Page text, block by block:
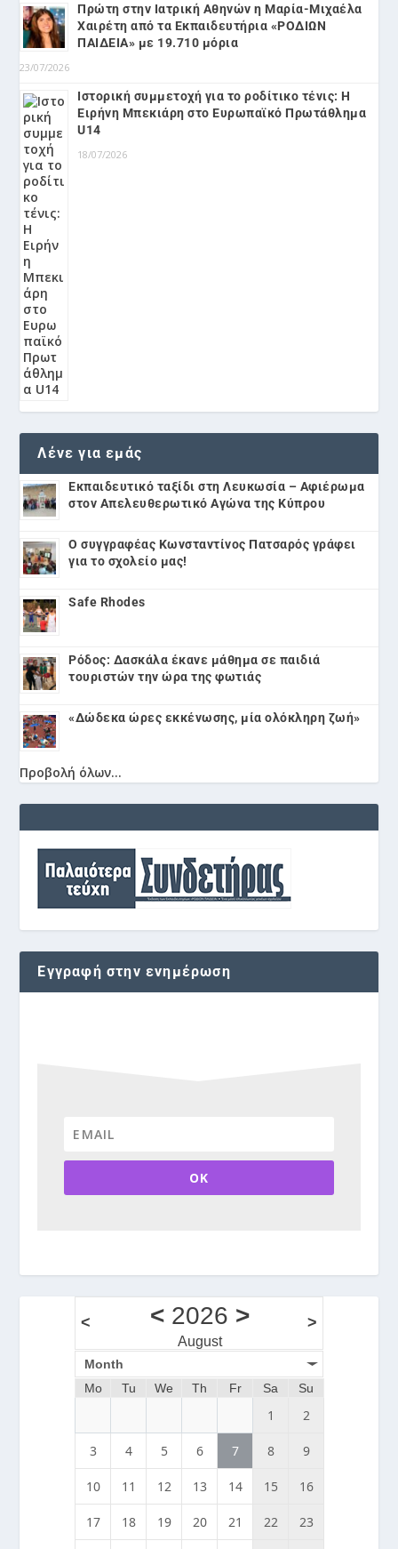
Πρώτη στην Ιατρική Αθηνών η Μαρία-Μιχαέλα
Χαιρέτη από τα Εκπαιδευτήρια «ΡΟΔΙΩΝ
ΠΑΙΔΕΙΑ» με 19.710 μόρια
23/07/2026
Ιστορική συμμετοχή για το ροδίτικο τένις: Η
Ειρήνη Μπεκιάρη στο Ευρωπαϊκό Πρωτάθλημα
U14
18/07/2026
Λένε για εμάς
Εκπαιδευτικό ταξίδι στη Λευκωσία – Αφιέρωμα
στον Απελευθερωτικό Αγώνα της Κύπρου
Ο συγγραφέας Κωνσταντίνος Πατσαρός γράφει
για το σχολείο μας!
Safe Rhodes
Ρόδος: Δασκάλα έκανε μάθημα σε παιδιά
τουριστών την ώρα της φωτιάς
«Δώδεκα ώρες εκκένωσης, μία ολόκληρη ζωή»
Προβολή όλων...
Εγγραφή στην ενημέρωση
OK
< <2026 >
August
>
Month
Mo
Tu We Th Fr Sa Su
1 2
3 4 5 6 7 8 9
10 11 12 13 14 15 16
17 18 19 20 21 22 23